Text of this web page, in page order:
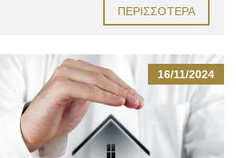
ΠΕΡΙΣΣΌΤΕΡΑ
16/11/2024